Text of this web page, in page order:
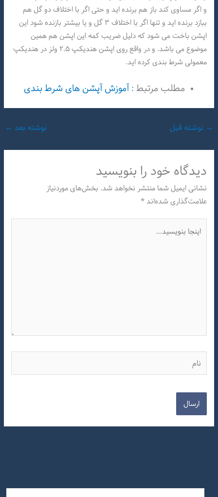
و اگر مساوی کند باز هم برنده اید و حتی اگر با اختلاف دو گل هم
ببازد برنده اید و تنها اگر با اختلاف ۳ گل و یا بیشتر بازنده شود این
اپشن باخت می شود که دلیل ضریب کمه این اپشن هم همین
موضوع می باشد. و در واقع روی اپشن هندیکپ ۲.۵ ولز در هندیکپ
معمولی شرط بندی کرده اید.
مطلب مرتبط :آموزش آپشن های شرط بندی
→ نوشته قبل نوشته بعد ←
دیدگاه‌ خود را بنویسید
نشانی ایمیل شما منتشر نخواهد شد. بخش‌های موردنیاز
علامت‌گذاری شده‌اند*
بنویسید…